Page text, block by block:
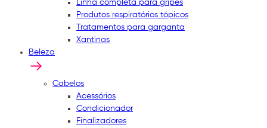
Linha completa para gripes
Produtos respiratórios tópicos
Tratamentos para garganta
Xantinas
Beleza
Cabelos
Acessórios
Condicionador
Finalizadores